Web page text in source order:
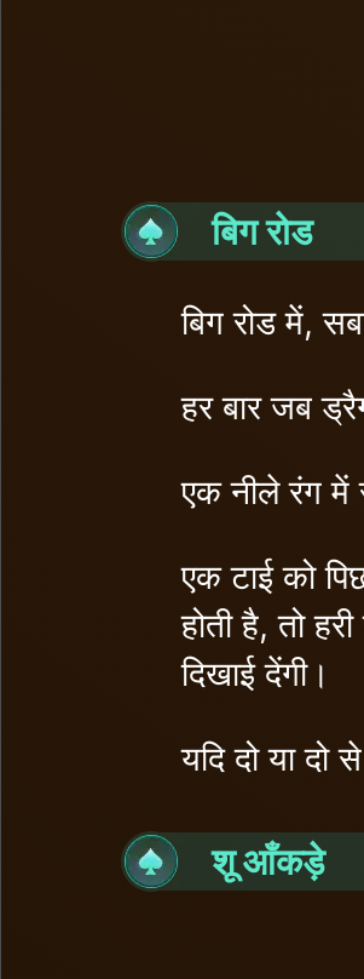
बिग रोड
बिग रोड में,
हर बार जब
एक नीले रंग में
एक टाई को
होती है, तो
दिखाई देंगी।
यदि दो या दो
शू आँकड़े